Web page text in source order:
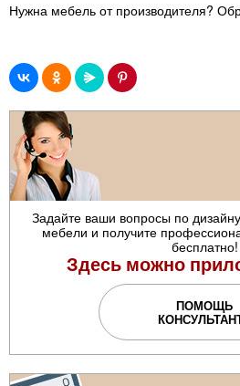
Нужна мебель от производителя?
Задайте ваши вопросы по
мебели и получите
бесплатно!
Здесь можно
ПОМОЩЬ